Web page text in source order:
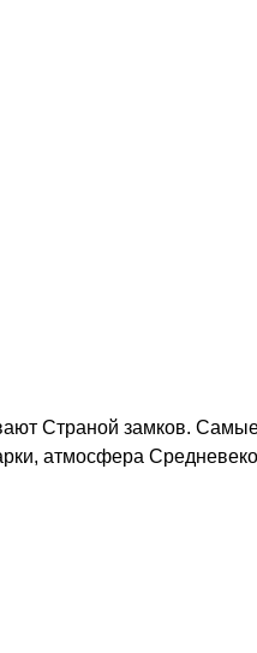
Страной замков.
атмосфера